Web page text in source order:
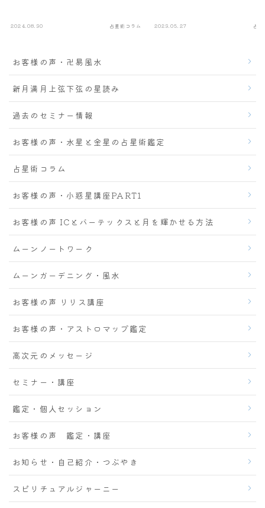
2024.08.30 占星術コラム 2023.05.27 占
お客様の声・卍易風水
新月満月上弦下弦の星読み
過去のセミナー情報
お客様の声・水星と金星の占星術鑑定
占星術コラム
お客様の声・小惑星講座PART1
お客様の声 ICとバーテックスと月を輝かせる方法
ムーンノートワーク
ムーンガーデニング・風水
お客様の声 リリス講座
お客様の声・アストロマップ鑑定
高次元のメッセージ
セミナー・講座
鑑定・個人セッション
お客様の声 鑑定・講座
お知らせ・自己紹介・つぶやき
スピリチュアルジャーニー